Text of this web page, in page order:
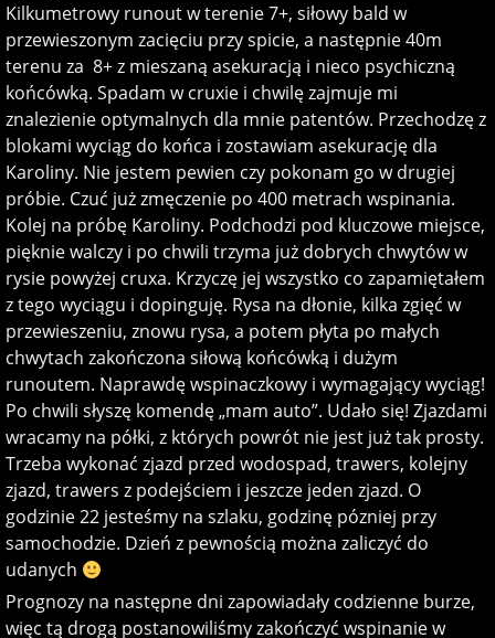
Kilkumetrowy runout w terenie 7+, siłowy bald w
przewieszonym zacięciu przy spicie, a następnie 40m
terenu za 8+ z mieszaną asekuracją i nieco psychiczną
końcówką. Spadam w cruxie i chwilę zajmuje mi
znalezienie optymalnych dla mnie patentów. Przechodzę z
blokami wyciąg do końca i zostawiam asekurację dla
Karoliny. Nie jestem pewien czy pokonam go w drugiej
próbie. Czuć już zmęczenie po 400 metrach wspinania.
Kolej na próbę Karoliny. Podchodzi pod kluczowe miejsce,
pięknie walczy i po chwili trzyma już dobrych chwytów w
rysie powyżej cruxa. Krzyczę jej wszystko co zapamiętałem
z tego wyciągu i dopinguję. Rysa na dłonie, kilka zgięć w
przewieszeniu, znowu rysa, a potem płyta po małych
chwytach zakończona siłową końcówką i dużym
runoutem. Naprawdę wspinaczkowy i wymagający wyciąg!
Po chwili słyszę komendę „mam auto”. Udało się! Zjazdami
wracamy na półki, z których powrót nie jest już tak prosty.
Trzeba wykonać zjazd przed wodospad, trawers, kolejny
zjazd, trawers z podejściem i jeszcze jeden zjazd. O
godzinie 22 jesteśmy na szlaku, godzinę pózniej przy
samochodzie. Dzień z pewnością można zaliczyć do
udanych
Prognozy na następne dni zapowiadały codzienne burze,
więc tą drogą postanowiliśmy zakończyć wspinanie w